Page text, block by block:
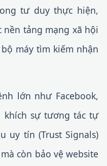
tư duy thực hiện,
tảng mạng xã hội
máy tìm kiếm nhận
lớn như Facebook,
khích sự tương tác tự
uy tín (Trust Signals)
còn bảo vệ website